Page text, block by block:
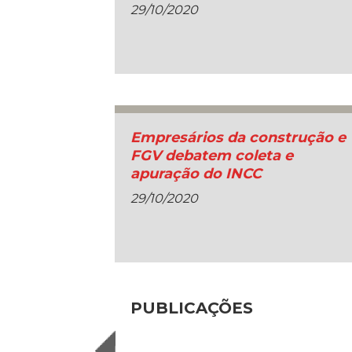
29/10/2020
Empresários da construção e
FGV debatem coleta e
apuração do INCC
29/10/2020
PUBLICAÇÕES